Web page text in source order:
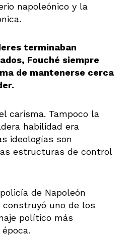
napoleónico y la
terminaban
Fouché siempre
de mantenerse cerca
carisma. Tampoco la
habilidad era
ideologías son
estructuras de control
de Napoleón
construyó uno de los
político más